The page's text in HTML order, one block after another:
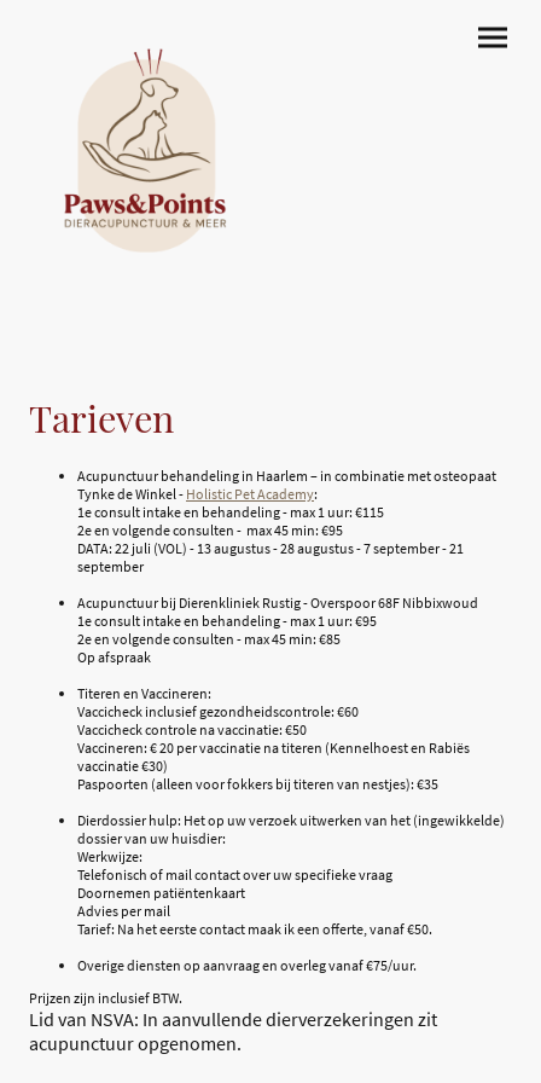
Tarieven
Acupunctuur behandeling in Haarlem – in combinatie met osteopaat
Tynke de Winkel - Holistic Pet Academy:
1e consult intake en behandeling - max 1 uur: €115
2e en volgende consulten - max 45 min: €95
DATA: 22 juli (VOL) - 13 augustus - 28 augustus - 7 september - 21
september
Acupunctuur bij Dierenkliniek Rustig - Overspoor 68F Nibbixwoud
1e consult intake en behandeling - max 1 uur: €95
2e en volgende consulten - max 45 min: €85
Op afspraak
Titeren en Vaccineren:
Vaccicheck inclusief gezondheidscontrole: €60
Vaccicheck controle na vaccinatie: €50
Vaccineren: € 20 per vaccinatie na titeren (Kennelhoest en Rabiës
vaccinatie €30)
Paspoorten (alleen voor fokkers bij titeren van nestjes): €35
Dierdossier hulp: Het op uw verzoek uitwerken van het (ingewikkelde)
dossier van uw huisdier:
Werkwijze:
Telefonisch of mail contact over uw specifieke vraag
Doornemen patiëntenkaart
Advies per mail
Tarief: Na het eerste contact maak ik een offerte, vanaf €50.
Overige diensten op aanvraag en overleg vanaf €75/uur.
Prijzen zijn inclusief BTW.
Lid van NSVA: In aanvullende dierverzekeringen zit
acupunctuur opgenomen.